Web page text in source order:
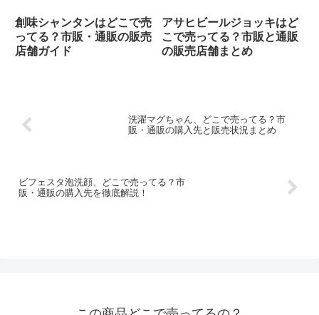
創味シャンタンはどこで売
ってる？市販・通販の販売
店舗ガイド
アサヒビールジョッキはど
こで売ってる？市販と通販
の販売店舗まとめ
洗濯マグちゃん、どこで売ってる？市
販・通販の購入先と販売状況まとめ
ビフェスタ泡洗顔、どこで売ってる？市
販・通販の購入先を徹底解説！